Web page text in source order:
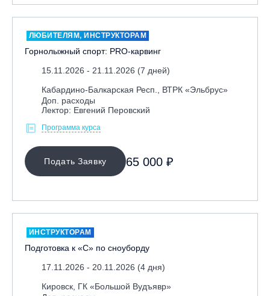
ЛЮБИТЕЛЯМ, ИНСТРУКТОРАМ
Горнолыжный спорт: PRO-карвинг
15.11.2026 - 21.11.2026 (7 дней)
Кабардино-Балкарская Респ., ВТРК «Эльбрус»
Доп. расходы
Лектор: Евгений Перовский
Программа курса
Подать Заявку 65 000 ₽
ИНСТРУКТОРАМ
Подготовка к «С» по сноуборду
17.11.2026 - 20.11.2026 (4 дня)
Кировск, ГК «Большой Вудъявр»